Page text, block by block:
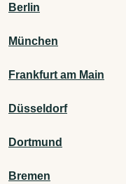
Berlin
München
Frankfurt am Main
Düsseldorf
Dortmund
Bremen